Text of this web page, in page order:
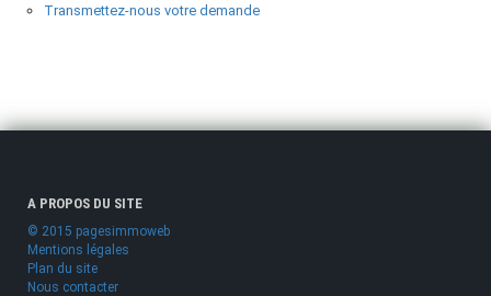
Transmettez-nous votre demande
A PROPOS DU SITE
© 2015 pagesimmoweb
Mentions légales
Plan du site
Nous contacter